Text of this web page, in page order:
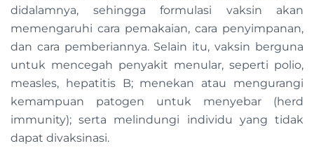
didalamnya, sehingga formulasi vaksin akan
memengaruhi cara pemakaian, cara penyimpanan,
dan cara pemberiannya. Selain itu, vaksin berguna
untuk mencegah penyakit menular, seperti polio,
measles, hepatitis B; menekan atau mengurangi
kemampuan patogen untuk menyebar (herd
immunity); serta melindungi individu yang tidak
dapat divaksinasi.